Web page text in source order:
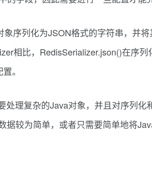
序列化为JSON格式的字符串，并
相比，RedisSerializer.json()在序
。
理复杂的Java对象，并且对序列化
较为简单，或者只需要简单地将